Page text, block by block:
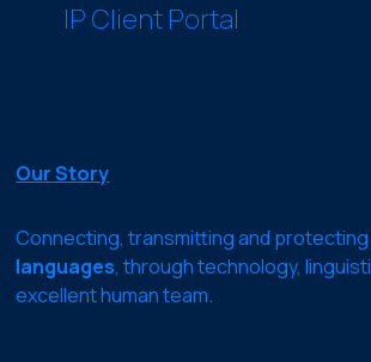
IP Client Portal
Our Story
Connecting, transmitting and protecting
languages, through technology,
excellent human team.